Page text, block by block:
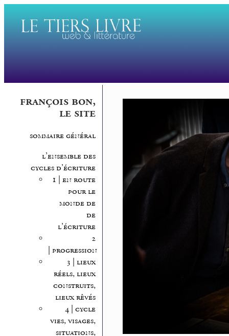
françois bon,
le site
sommaire général
l’ensemble des
cycles d’écriture
1 | en route
pour le
monde de
de
l’écriture
2
| progression
3 | lieux
réels, lieux
construits,
lieux rêvés
4 | cycle
vies, visages,
situations,